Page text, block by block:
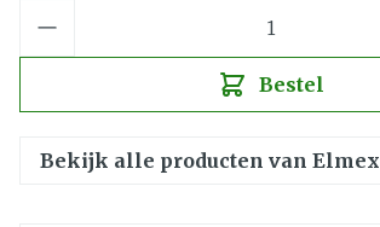
Bestel
Bekijk alle producten van Elmex